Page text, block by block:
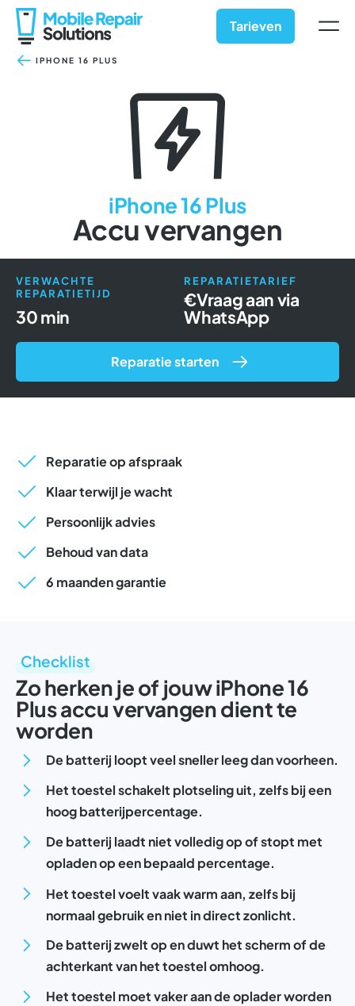
naar
inhoud
Tarieven
IPHONE 16 PLUS
iPhone 16 Plus
Accu vervangen
REPARATIETARIEF
€Vraag aan via
WhatsApp
VERWACHTE
REPARATIETIJD
30 min
Reparatie starten
Reparatie op afspraak
Klaar terwijl je wacht
Persoonlijk advies
Behoud van data
6 maanden garantie
Checklist
Zo herken je of jouw iPhone 16
Plus accu vervangen dient te
worden
De batterij loopt veel sneller leeg dan voorheen.
Het toestel schakelt plotseling uit, zelfs bij een
hoog batterijpercentage.
De batterij laadt niet volledig op of stopt met
opladen op een bepaald percentage.
Het toestel voelt vaak warm aan, zelfs bij
normaal gebruik en niet in direct zonlicht.
De batterij zwelt op en duwt het scherm of de
achterkant van het toestel omhoog.
Het toestel moet vaker aan de oplader worden